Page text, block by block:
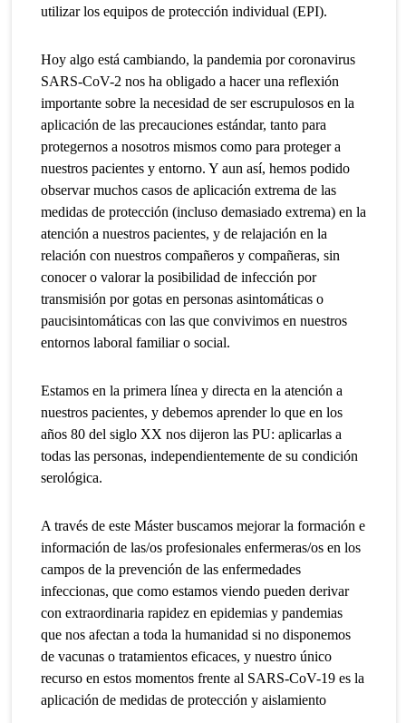
utilizar los equipos de protección individual (EPI).
Hoy algo está cambiando, la pandemia por coronavirus
SARS-CoV-2 nos ha obligado a hacer una reflexión
importante sobre la necesidad de ser escrupulosos en la
aplicación de las precauciones estándar, tanto para
protegernos a nosotros mismos como para proteger a
nuestros pacientes y entorno. Y aun así, hemos podido
observar muchos casos de aplicación extrema de las
medidas de protección (incluso demasiado extrema) en la
atención a nuestros pacientes, y de relajación en la
relación con nuestros compañeros y compañeras, sin
conocer o valorar la posibilidad de infección por
transmisión por gotas en personas asintomáticas o
paucisintomáticas con las que convivimos en nuestros
entornos laboral familiar o social.
Estamos en la primera línea y directa en la atención a
nuestros pacientes, y debemos aprender lo que en los
años 80 del siglo XX nos dijeron las PU: aplicarlas a
todas las personas, independientemente de su condición
serológica.
A través de este Máster buscamos mejorar la formación e
información de las/os profesionales enfermeras/os en los
campos de la prevención de las enfermedades
infeccionas, que como estamos viendo pueden derivar
con extraordinaria rapidez en epidemias y pandemias
que nos afectan a toda la humanidad si no disponemos
de vacunas o tratamientos eficaces, y nuestro único
recurso en estos momentos frente al SARS-CoV-19 es la
aplicación de medidas de protección y aislamiento